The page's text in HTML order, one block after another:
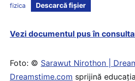
fizica Descarcă fișier
Vezi documentul pus în
Foto: © Sarawut Nirothon |
Dreamstime.com sprijină